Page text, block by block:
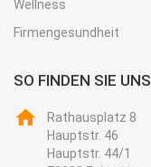
Wellness
Firmengesundheit
SO FINDEN SIE UNS
Rathausplatz 8
Hauptstr. 46
Hauptstr. 44/1